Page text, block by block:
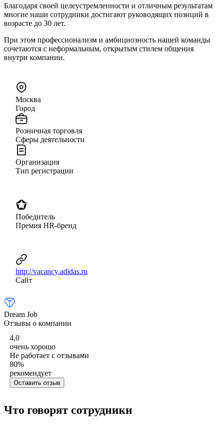
Благодаря своей целеустремленности и отличным результатам
многие наши сотрудники достигают руководящих позиций в
возрасте до 30 лет.
При этом профессионализм и амбициозность нашей команды
сочетаются с неформальным, открытым стилем общения
внутри компании.
Москва
Город
Розничная торговля
Сферы деятельности
Организация
Тип регистрации
Победитель
Премия HR-бренд
http://vacancy.adidas.ru
Сайт
Dream Job
Отзывы о компании
4,0
очень хорошо
Не работает с отзывами
80%
рекомендует
Оставить отзыв
Что говорят сотрудники